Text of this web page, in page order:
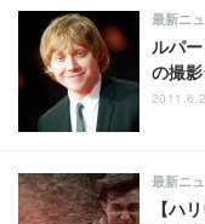
ルパ
の撮影
最新ニ
【ハ
最新ニ